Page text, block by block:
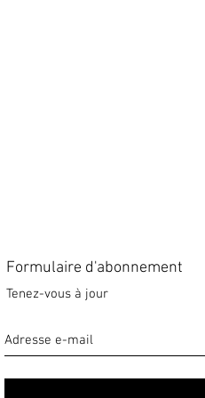
Formulaire d'abonnement
Tenez-vous à jour